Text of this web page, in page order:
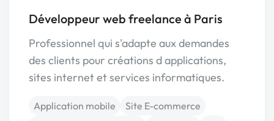
Développeur web freelance à Paris
Professionnel qui s'adapte aux demandes
des clients pour créations d applications,
sites internet et services informatiques.
Application mobile
Site E-commerce